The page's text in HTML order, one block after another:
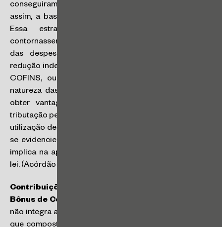
conseguiram aumentar os custos dedutíveis, reduzindo,
assim, a base tributável e os tributos a serem pagos.
Essa estratégia permitiu que as empresas
contornassem os limites e condições de dedutibilidade
das despesas com royalties, resultando em uma
redução indevida das alíquotas das contribuições PIS e
COFINS, ou seja, houve uma dissimulação da real
natureza das operações comerciais com o intuito de
obter vantagens fiscais indevidas. Assim, além da
tributação pelo PIS e pela COFINS a título de royalties, a
utilização de artifícios dolosos tendentes a impedir que
se evidencie a ocorrência do fato gerador de tributo,
implica na aplicação de multa qualificada prevista em
lei. (Acórdão nº 3201-011.551)
Contribuições Sociais Previdenciárias – PLR,
Bônus de Contratação e Vale Alimentação
não integra a base de cálculo das Contribuições desde